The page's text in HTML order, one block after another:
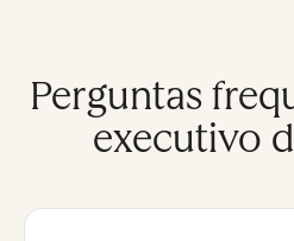
Perguntas
executivo